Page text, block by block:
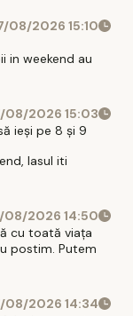
08/2026 15:10
in weekend au
08/2026 15:03
ieși pe 8 și 9
Iasul iti
08/2026 14:50
cu toată viața
postim. Putem
08/2026 14:34